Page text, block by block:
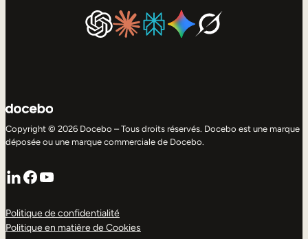
Copyright © 2026 Docebo – Tous droits réservés. Docebo est une marque
déposée ou une marque commerciale de Docebo.
LinkedIn
Facebook
YouTube
Politique de confidentialité
Politique en matière de Cookies